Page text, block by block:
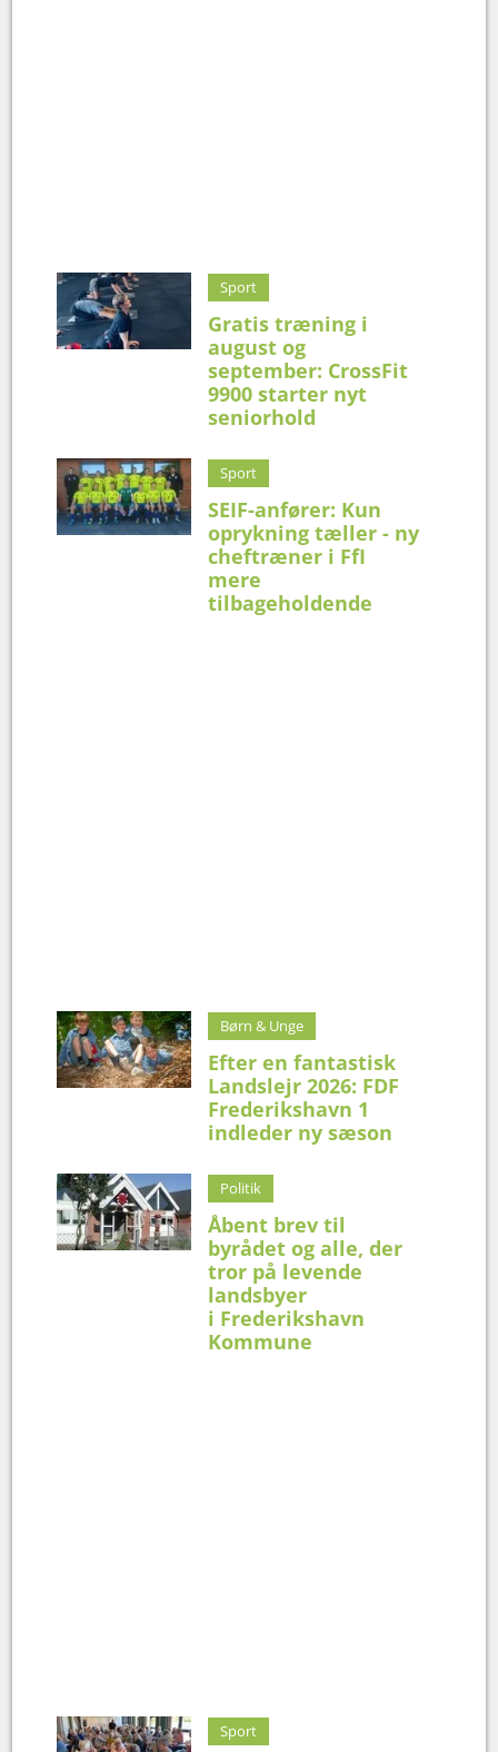
Sport
Gratis træning i
august og
september: CrossFit
9900 starter nyt
seniorhold
Sport
SEIF-anfører: Kun
oprykning tæller - ny
cheftræner i FfI
mere
tilbageholdende
Børn & Unge
Efter en fantastisk
Landslejr 2026: FDF
Frederikshavn 1
indleder ny sæson
Politik
Åbent brev til
byrådet og alle, der
tror på levende
landsbyer
i Frederikshavn
Kommune
Sport